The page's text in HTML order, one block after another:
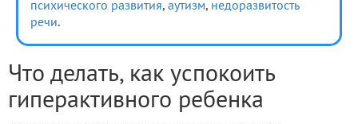
психического развития, аутизм, недоразвитость
речи.
Что делать, как успокоить
гиперактивного ребенка